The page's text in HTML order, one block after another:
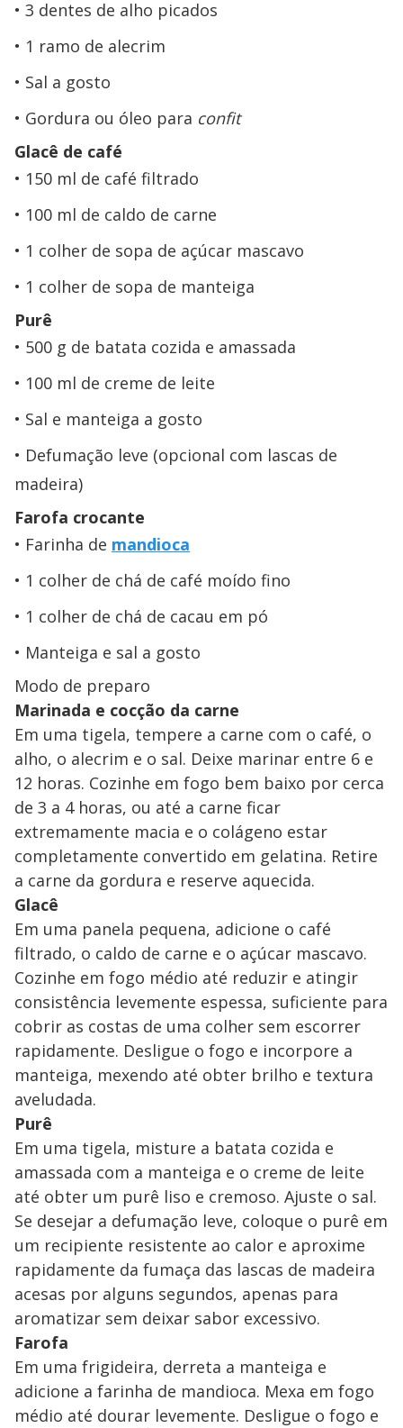
3 dentes de alho picados
1 ramo de alecrim
Sal a gosto
Gordura ou óleo para confit
Glacê de café
150 ml de café filtrado
100 ml de caldo de carne
1 colher de sopa de açúcar mascavo
1 colher de sopa de manteiga
Purê
500 g de batata cozida e amassada
100 ml de creme de leite
Sal e manteiga a gosto
Defumação leve (opcional com lascas de
madeira)
Farofa crocante
Farinha de mandioca
1 colher de chá de café moído fino
1 colher de chá de cacau em pó
Manteiga e sal a gosto
Modo de preparo
Marinada e cocção da carne
Em uma tigela, tempere a carne com o café, o
alho, o alecrim e o sal. Deixe marinar entre 6 e
12 horas. Cozinhe em fogo bem baixo por cerca
de 3 a 4 horas, ou até a carne ficar
extremamente macia e o colágeno estar
completamente convertido em gelatina. Retire
a carne da gordura e reserve aquecida.
Glacê
Em uma panela pequena, adicione o café
filtrado, o caldo de carne e o açúcar mascavo.
Cozinhe em fogo médio até reduzir e atingir
consistência levemente espessa, suficiente para
cobrir as costas de uma colher sem escorrer
rapidamente. Desligue o fogo e incorpore a
manteiga, mexendo até obter brilho e textura
aveludada.
Purê
Em uma tigela, misture a batata cozida e
amassada com a manteiga e o creme de leite
até obter um purê liso e cremoso. Ajuste o sal.
Se desejar a defumação leve, coloque o purê em
um recipiente resistente ao calor e aproxime
rapidamente da fumaça das lascas de madeira
acesas por alguns segundos, apenas para
aromatizar sem deixar sabor excessivo.
Farofa
Em uma frigideira, derreta a manteiga e
adicione a farinha de mandioca. Mexa em fogo
médio até dourar levemente. Desligue o fogo e